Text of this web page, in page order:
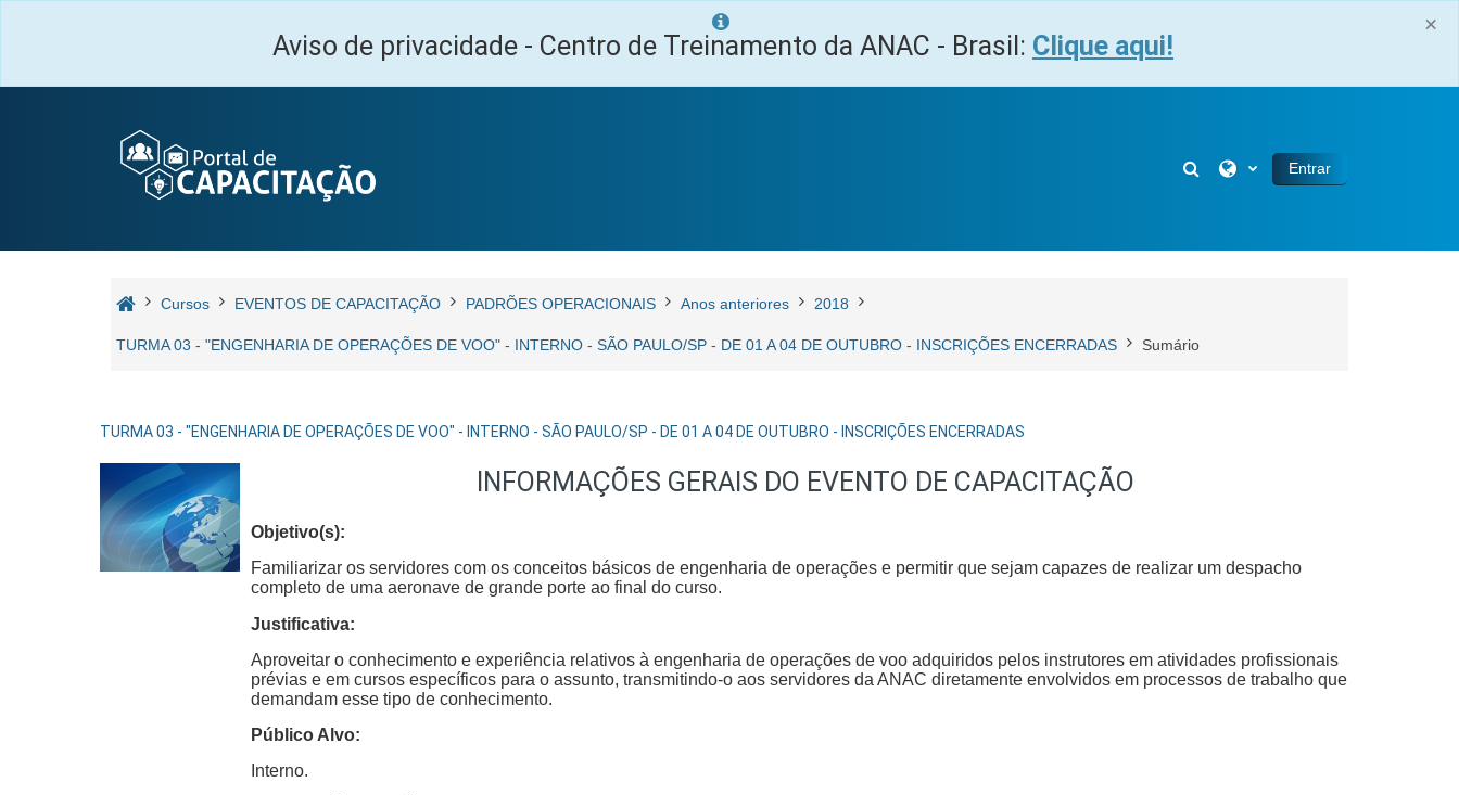
×
Aviso de privacidade - Centro de Treinamento da ANAC - Brasil: Clique aqui!
Alternar entrada de pesquisa
Entrar
Cursos EVENTOS DE CAPACITAÇÃO PADRÕES OPERACIONAIS Anos anteriores 2018
TURMA 03 - "ENGENHARIA DE OPERAÇÕES DE VOO" - INTERNO - SÃO PAULO/SP - DE 01 A 04 DE OUTUBRO - INSCRIÇÕES ENCERRADAS Sumário
TURMA 03 - "ENGENHARIA DE OPERAÇÕES DE VOO" - INTERNO - SÃO PAULO/SP - DE 01 A 04 DE OUTUBRO - INSCRIÇÕES ENCERRADAS
INFORMAÇÕES GERAIS DO EVENTO DE CAPACITAÇÃO
Objetivo(s):
Familiarizar os servidores com os conceitos básicos de engenharia de operações e permitir que sejam capazes de realizar um despacho
completo de uma aeronave de grande porte ao final do curso.
Justificativa:
Aproveitar o conhecimento e experiência relativos à engenharia de operações de voo adquiridos pelos instrutores em atividades profissionais
prévias e em cursos específicos para o assunto, transmitindo-o aos servidores da ANAC diretamente envolvidos em processos de trabalho que
demandam esse tipo de conhecimento.
Público Alvo:
Interno.